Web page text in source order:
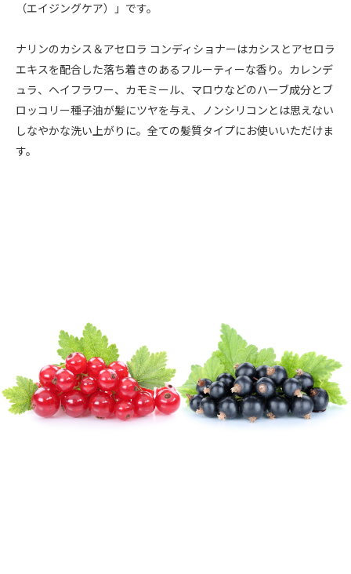
（エイジングケア）」です。
ナリンのカシス＆アセロラ コンディショナーはカシスとアセロラ
エキスを配合した落ち着きのあるフルーティーな香り。カレンデ
ュラ、ヘイフラワー、カモミール、マロウなどのハーブ成分とブ
ロッコリー種子油が髪にツヤを与え、ノンシリコンとは思えない
しなやかな洗い上がりに。全ての髪質タイプにお使いいただけま
す。